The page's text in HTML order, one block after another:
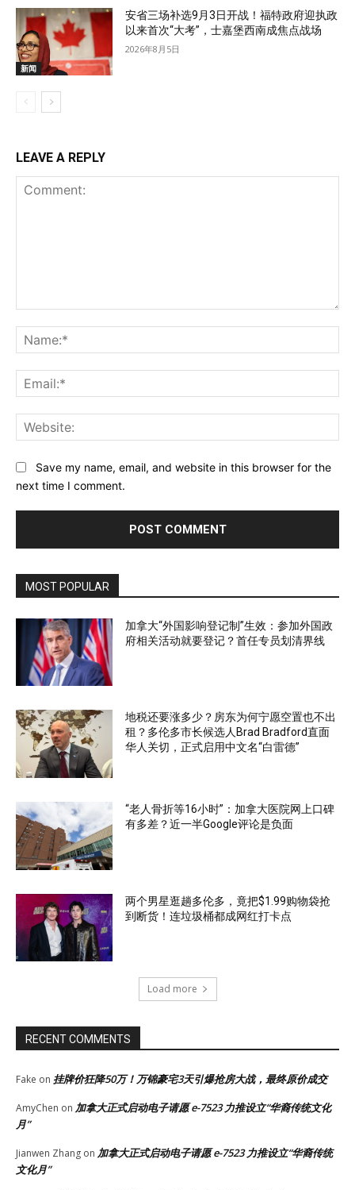
新闻
安省三场补选9月3日开战！福特政府迎执政
以来首次“大考”，士嘉堡西南成焦点战场
2026年8月5日
LEAVE A REPLY
Save my name, email, and website in this browser for the
next time I comment.
MOST POPULAR
加拿大“外国影响登记制”生效：参加外国政
府相关活动就要登记？首任专员划清界线
地税还要涨多少？房东为何宁愿空置也不出
租？多伦多市长候选人Brad Bradford直面
华人关切，正式启用中文名“白雷德”
“老人骨折等16小时”：加拿大医院网上口碑
有多差？近一半Google评论是负面
两个男星逛趟多伦多，竟把$1.99购物袋抢
到断货！连垃圾桶都成网红打卡点
Load more
RECENT COMMENTS
Fake on 挂牌价狂降50万！万锦豪宅3天引爆抢房大战，最终原价成交
AmyChen on 加拿大正式启动电子请愿 e-7523 力推设立“华裔传统文化
月”
Jianwen Zhang on 加拿大正式启动电子请愿 e-7523 力推设立“华裔传统
文化月”